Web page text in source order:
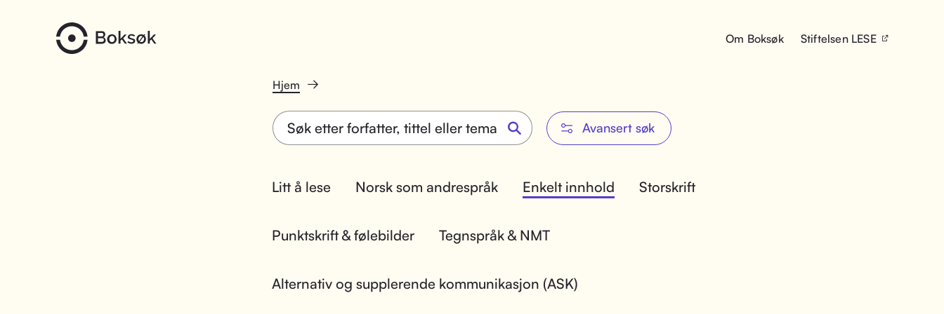
Om Boksøk Stiftelsen LESE
Hjem
Avansert søk
Litt å lese Norsk som andrespråk Enkelt innhold Storskrift
Punktskrift & følebilder Tegnspråk & NMT
Alternativ og supplerende kommunikasjon (ASK)